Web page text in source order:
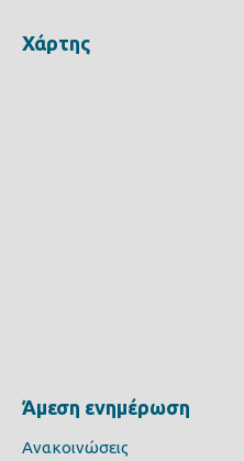
Χάρτης
Άμεση ενημέρωση
Ανακοινώσεις